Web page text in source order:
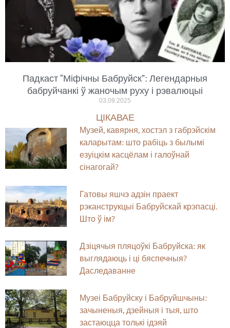
Падкаст “Міфічны Бабруйск”: Легендарныя
бабруйчанкі ў жаночым руху і рэвалюцыі
03.09.2025
ЦІКАВАЕ
Музей, кавярня, хостэл з габрэйскім
каларытам: што рабіць з былымі
езуіцкім касцёлам і галоўнай
сінагогай?
Гатовы яшчэ адзін праект
рэканструкцыі Бабруйскай крэпасці.
Што ў ім?
Дзіцячыя пляцоўкі Бабруйска: як
выглядаюць і ці бяспечныя?
Даследаванне
Музеі Бабруйску і Бабруйшчыны:
зачыненыя, дзейныя і тыя, што
застаюцца толькі ідэяй